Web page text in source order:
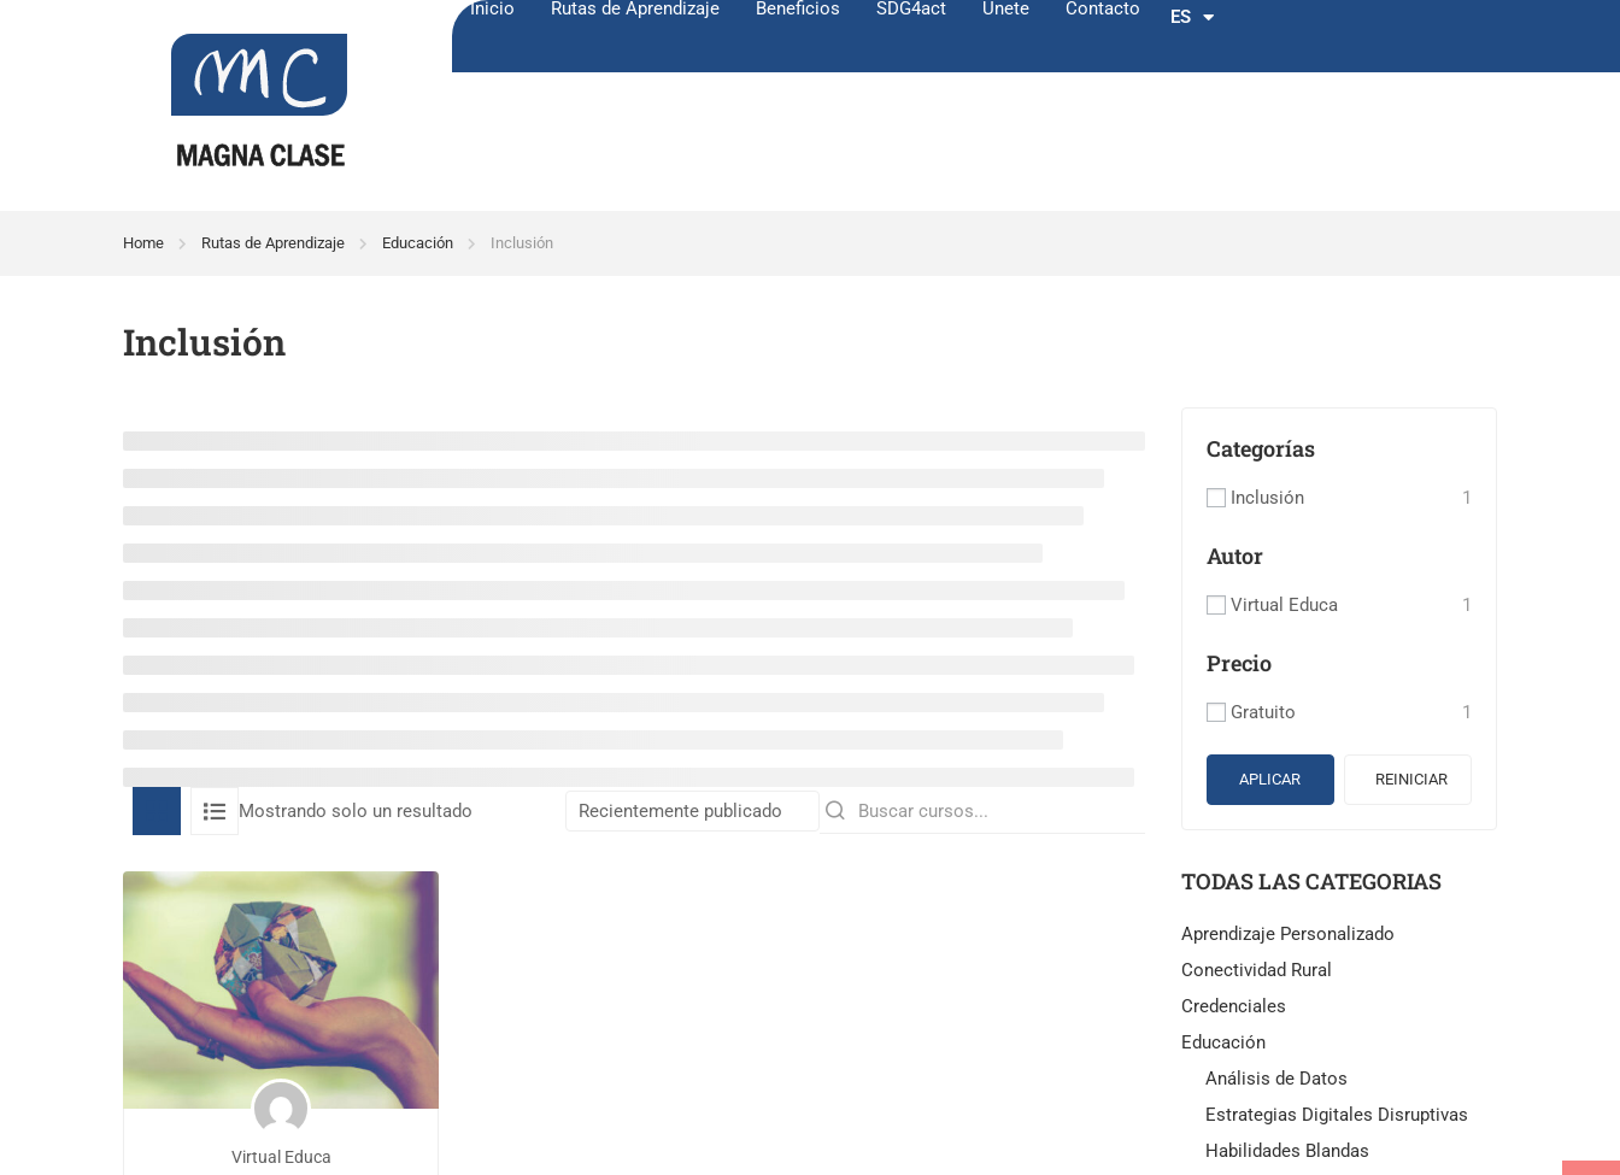
Inicio Rutas de Aprendizaje Beneficios SDG4act Únete Contacto ES
EN
Home Rutas de Aprendizaje Educación Inclusión
Inclusión
Mostrando solo un resultado
Virtual Educa
Categorías
Inclusión 1
Autor
Virtual Educa 1
Precio
Gratuito 1
APLICAR REINICIAR
TODAS LAS CATEGORIAS
Aprendizaje Personalizado
Conectividad Rural
Credenciales
Educación
Análisis de Datos
Estrategias Digitales Disruptivas
Habilidades Blandas